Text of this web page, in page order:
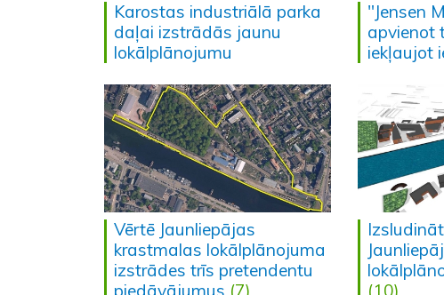
Karostas industriālā parka
daļai izstrādās jaunu
lokālplānojumu
"Jensen
apvienot
iekļaujot
Vērtē Jaunliepājas
krastmalas lokālplānojuma
izstrādes trīs pretendentu
piedāvājumus (7)
(10)